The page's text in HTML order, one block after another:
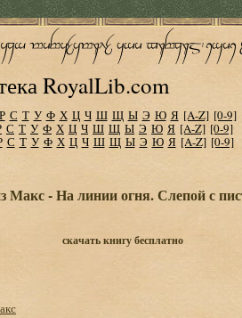
RoyalLib.com
Р С Т У Ф Х Ц Ч Ш Щ Ы Э Ю Я [A-Z] [0-9]
С Т У Ф Х Ц Ч Ш Щ Ы Э Ю Я [A-Z] [0-9]
С Т У Ф Х Ц Ч Ш Щ Ы Э Ю Я [A-Z] [0-9]
Макс - На линии огня. Слепой с
скачать книгу бесплатно